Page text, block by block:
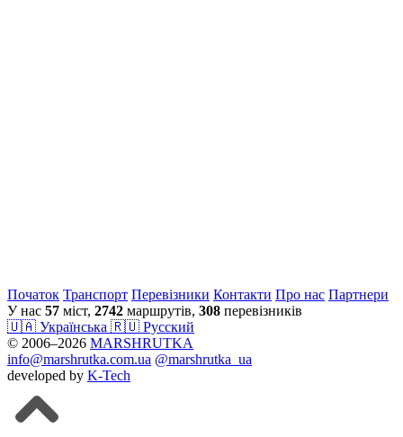
Початок Транспорт Перевiзники Контакти Про нас Партнери
У нас 57 міст, 2742 маршрутів, 308 перевізників
🇺🇦 Українська 🇷🇺 Русский
© 2006–2026 MARSHRUTKA
info@marshrutka.com.ua @marshrutka_ua
developed by K-Tech